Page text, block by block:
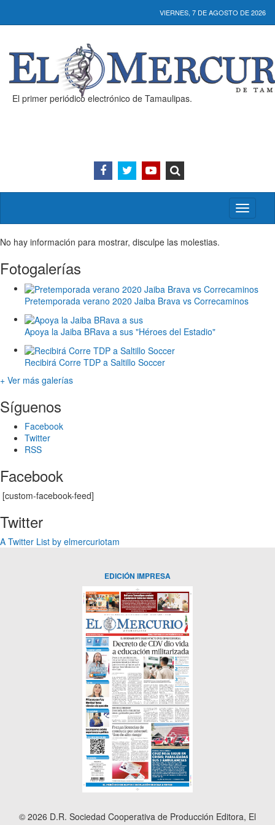
VIERNES, 7 DE AGOSTO DE 2026
El primer periódico electrónico de Tamaulipas.
Activar/
menú
No hay información para mostrar, disculpe las molestias.
Fotogalerías
Pretemporada verano 2020 Jaiba Brava vs Correcaminos
Apoya la Jaiba BRava a sus "Héroes del Estadio"
Recibirá Corre TDP a Saltillo Soccer
+ Ver más galerías
Síguenos
Facebook
Twitter
RSS
Facebook
[custom-facebook-feed]
Twitter
A Twitter List by elmercuriotam
EDICIÓN IMPRESA
© 2026 D.R. Sociedad Cooperativa de Producción Editora, El